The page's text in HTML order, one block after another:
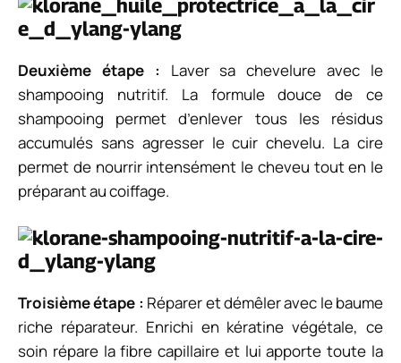
Deuxième étape : Laver sa chevelure avec le
shampooing nutritif. La formule douce de ce
shampooing permet d’enlever tous les résidus
accumulés sans agresser le cuir chevelu. La cire
permet de nourrir intensément le cheveu tout en le
préparant au coiffage.
Troisième étape : Réparer et démêler avec le baume
riche réparateur. Enrichi en kératine végétale, ce
soin répare la fibre capillaire et lui apporte toute la